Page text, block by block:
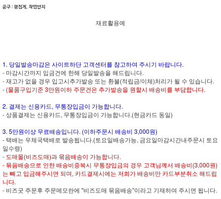
재료활용예
1. 당일발송마감은 사이트하단 고객센터를 참고하여 주시기 바랍니다.
- 마감시간까지 입금건에 한해 당일발송을 해드립니다.
- 재고가 없을 경우 입고시추가발송 또는 환불(적립금/이체)처리가 될 수 있습니다.
- (물품구입기준 3만원이하 주문건은 추가발송을 원할시 배송비를 부담합니다.
2. 결제는 신용카드, 무통장입금이 가능합니다.
- 상품결제는 신용카드, 무통장입금이 가능합니다.(현금카드 동일)
3. 5만원이상 무료배송입니다. (이하주문시 배송비 3,000원)
- 택배는 우체국택배로 발송됩니다.(토요일배송가능, 금요일마감시간내주문시 토요
일수령)
- 도매몰(비즈도매)과 묶음배송이 가능합니다.
- 묶음배송으로 인한 배송비중복시 무통장입금의 경우 고객님께서 배송비(3,000원)
는 빼고 입금해주시면 되며, 카드결제시에는 저희가 배송비만 카드부분취소 해드립
니다.
- 비즈굿 주문후 주문메모란에 "비즈도매 묶음배송"이라고 기재하여 주시면 됩니다.